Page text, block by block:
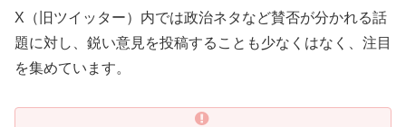
X（旧ツイッター）内では政治ネタなど賛否が分かれる話
題に対し、鋭い意見を投稿することも少なくはなく、注目
を集めています。